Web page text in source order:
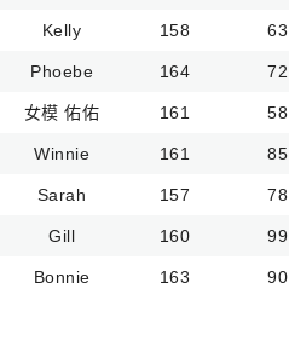
Kelly 158 63
Phoebe 164 72
女模 佑佑 161 58
Winnie 161 85
Sarah 157 78
Gill 160 99
Bonnie 163 90